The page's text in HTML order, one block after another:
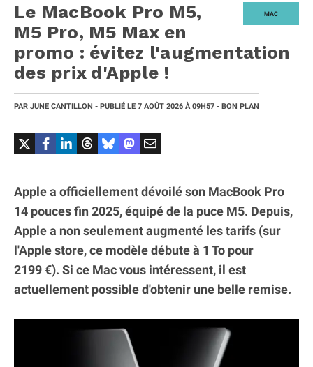
MAC
Le MacBook Pro M5,
M5 Pro, M5 Max en
promo : évitez l'augmentation
des prix d'Apple !
PAR JUNE CANTILLON - PUBLIÉ LE 7 AOÛT 2026 À 09H57 - BON PLAN
Apple a officiellement dévoilé son MacBook Pro
14 pouces fin 2025, équipé de la puce M5. Depuis,
Apple a non seulement augmenté les tarifs (sur
l'Apple store, ce modèle débute à 1 To pour
2199 €). Si ce Mac vous intéressent, il est
actuellement possible d'obtenir une belle remise.